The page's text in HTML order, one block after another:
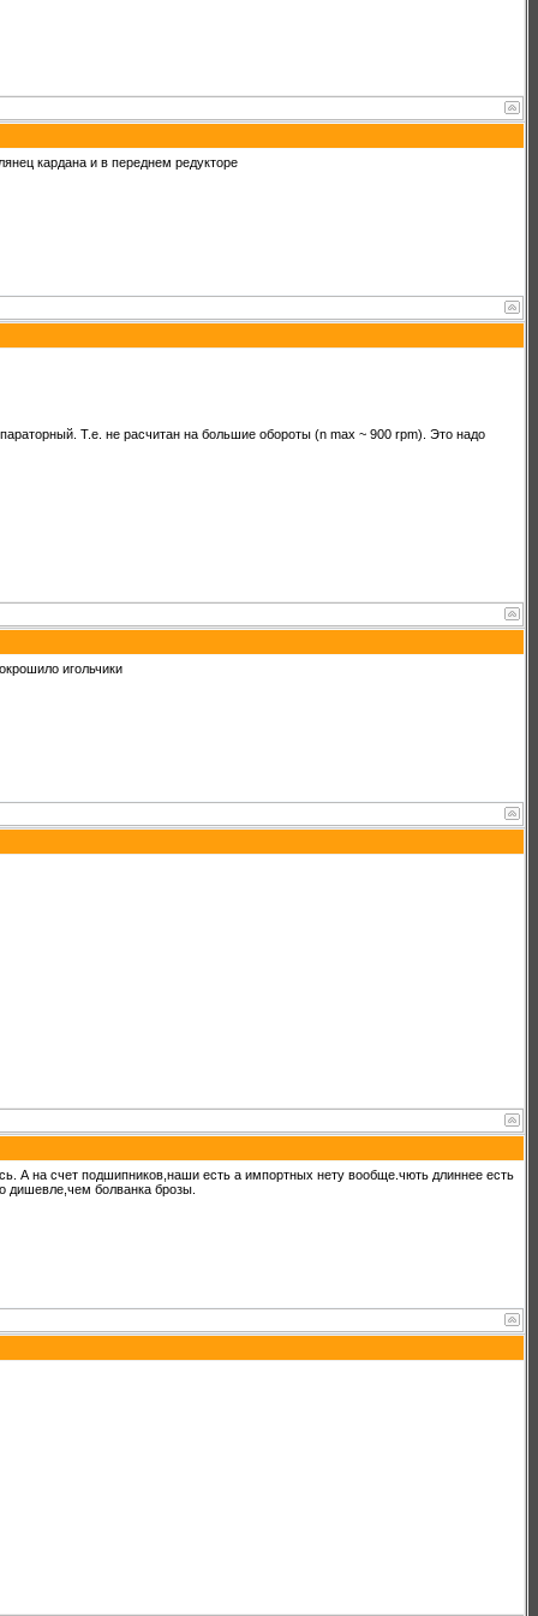
кардана и в переднем редукторе
Т.е. не расчитан на большие обороты (n max ~ 900 rpm). Это надо
игольчики
А на счет подшипников,наши есть а импортных нету вообще.чють длиннее есть
дишевле,чем болванка брозы.